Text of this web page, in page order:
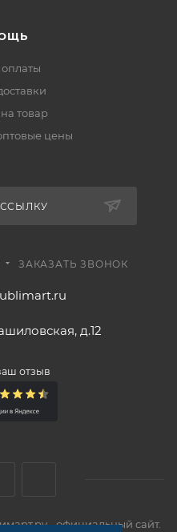
товар
цены
ЗАКАЗАТЬ ЗВОНОК
д.12
отзыв
- официальный сайт.